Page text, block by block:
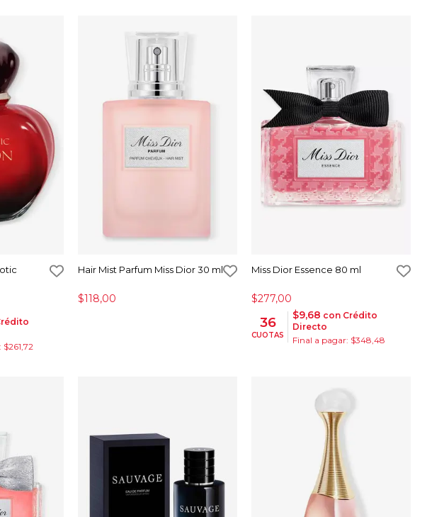
Hair Mist Parfum Miss Dior 30 ml
$118,00
Miss Dior Essence 80 ml
$277,00
36
CUOTAS
$9,68 con Crédito
Directo
Final a pagar: $348,48